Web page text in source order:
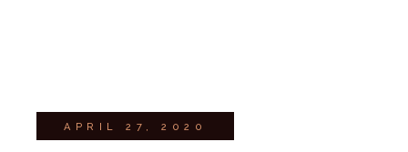
APRIL 27, 2020